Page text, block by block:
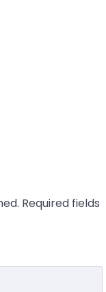
Required fields